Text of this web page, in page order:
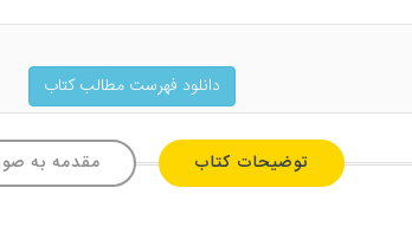
دانلود فهرست مطالب کتاب
توضیحات کتاب مقدمه به